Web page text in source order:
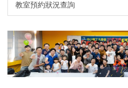
教室預約狀況查詢